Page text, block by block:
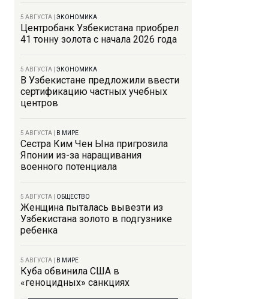
5 АВГУСТА ЭКОНОМИКА
Центробанк Узбекистана приобрел
41 тонну золота с начала 2026 года
5 АВГУСТА ЭКОНОМИКА
В Узбекистане предложили ввести
сертификацию частных учебных
центров
5 АВГУСТА В МИРЕ
Сестра Ким Чен Ына пригрозила
Японии из-за наращивания
военного потенциала
5 АВГУСТА ОБЩЕСТВО
Женщина пыталась вывезти из
Узбекистана золото в подгузнике
ребенка
5 АВГУСТА В МИРЕ
Куба обвинила США в
«геноцидных» санкциях